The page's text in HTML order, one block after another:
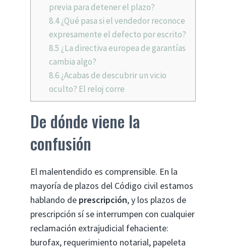
previa para detener el plazo?
8.4¿Qué pasa si el vendedor reconoce
expresamente el defecto por escrito?
8.5 ¿La directiva europea de garantías
cambia algo?
8.6 ¿Acabas de descubrir un vicio
oculto? El reloj corre
De dónde viene la
confusión
El malentendido es comprensible. En la
mayoría de plazos del Código civil estamos
hablando de prescripción, y los plazos de
prescripción sí se interrumpen con cualquier
reclamación extrajudicial fehaciente:
burofax, requerimiento notarial, papeleta